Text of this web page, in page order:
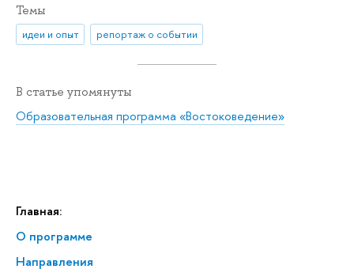
Главная:
О программе
Направления
Темы
идеи и опыт репортаж о событии
В статье упомянуты
Образовательная программа «Востоковедение»